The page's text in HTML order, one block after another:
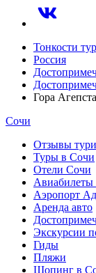
Тонкости
Россия
Гора Агепста
Сочи
Отзывы
Туры в Сочи
Отели Сочи
Авиабилеты
Аэропорт
Аренда авто
Экскурсии
Гиды
Пляжи
Шопинг в